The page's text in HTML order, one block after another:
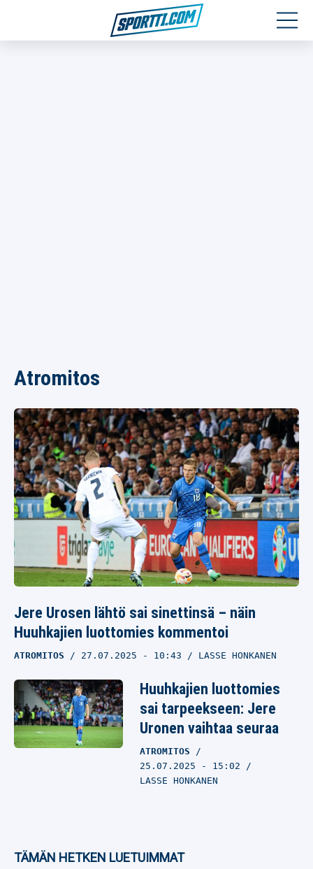
Atromitos
Jere Urosen lähtö sai sinettinsä – näin
Huuhkajien luottomies kommentoi
ATROMITOS 27.07.2025 - 10:43 LASSE HONKANEN
Huuhkajien luottomies
sai tarpeekseen: Jere
Uronen vaihtaa seuraa
ATROMITOS
25.07.2025 - 15:02
LASSE HONKANEN
TÄMÄN HETKEN LUETUIMMAT